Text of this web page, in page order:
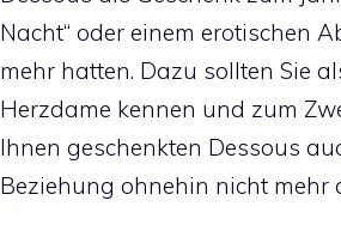
Nacht“ oder einem erotischen
mehr hatten. Dazu sollten Sie
Herzdame kennen und zum
Ihnen geschenkten Dessous
Beziehung ohnehin nicht mehr